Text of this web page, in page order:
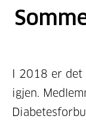
I 2018 er det
igjen.